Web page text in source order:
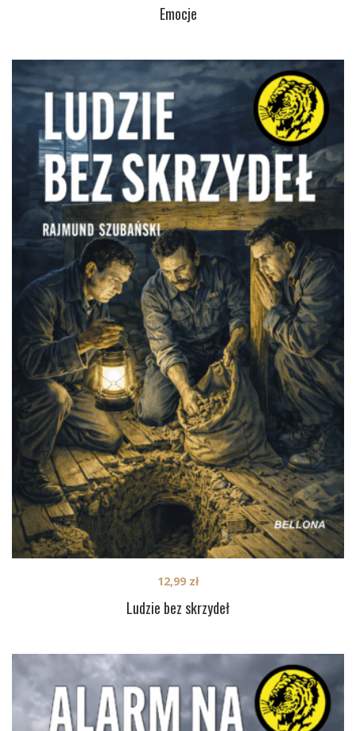
Emocje
Ludzie bez skrzydeł
12,99 zł